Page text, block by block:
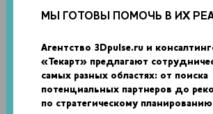
МЫ ГОТОВЫ ПОМОЧЬ В ИХ
Агентство 3Dpulse.ru и
«Текарт» предлагают
самых разных областях: от поиска
потенциальных партнеров до
по стратегическому
напечатанные на 3D-принтере